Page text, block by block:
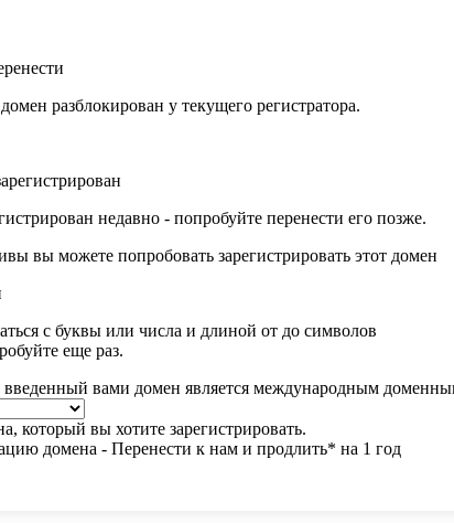
разблокирован у текущего регистратора.
недавно - попробуйте перенести его позже.
вы можете попробовать зарегистрировать этот домен
с буквы или числа и длиной от до символов
еще раз.
вами домен является международным
который вы хотите зарегистрировать.
домена - Перенести к нам и продлить* на 1 год